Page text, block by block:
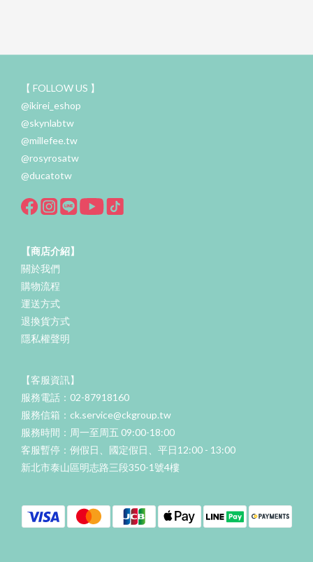
【 FOLLOW US 】
@ikirei_eshop
@skynlabtw
@millefee.tw
@rosyrosatw
@ducatotw
【商店介紹】
關於我們
購物流程
運送方式
退換貨方式
隱私權聲明
【客服資訊】
服務電話：02-87918160
服務信箱：ck.service@ckgroup.tw
服務時間：周一至周五 09:00-18:00
客服暫停：例假日、國定假日、平日12:00 - 13:00
新北市泰山區明志路三段350-1號4樓